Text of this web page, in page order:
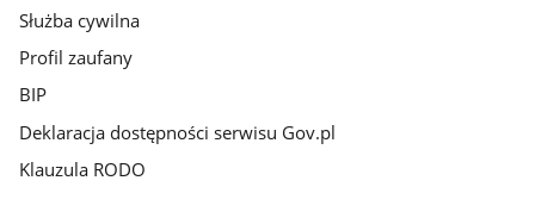
Służba cywilna
Profil zaufany
BIP
Deklaracja dostępności serwisu Gov.pl
Klauzula RODO